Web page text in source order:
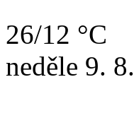
26/12 °C
neděle 9. 8.